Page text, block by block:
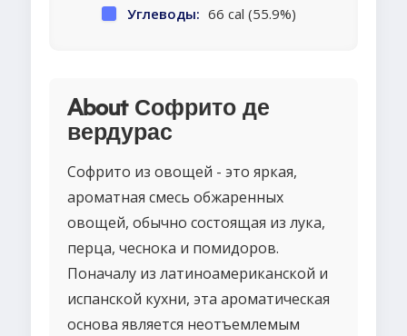
Углеводы: 66 cal (55.9%)
About Софрито де
вердурас
Софрито из овощей - это яркая,
ароматная смесь обжаренных
овощей, обычно состоящая из лука,
перца, чеснока и помидоров.
Поначалу из латиноамериканской и
испанской кухни, эта ароматическая
основа является неотъемлемым